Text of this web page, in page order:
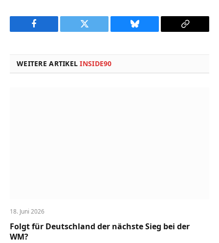
Facebook Twitter Bluesky
Copy
WEITERE ARTIKELINSIDE90
18. Juni 2026
Folgt für Deutschland der nächste Sieg bei der
WM?